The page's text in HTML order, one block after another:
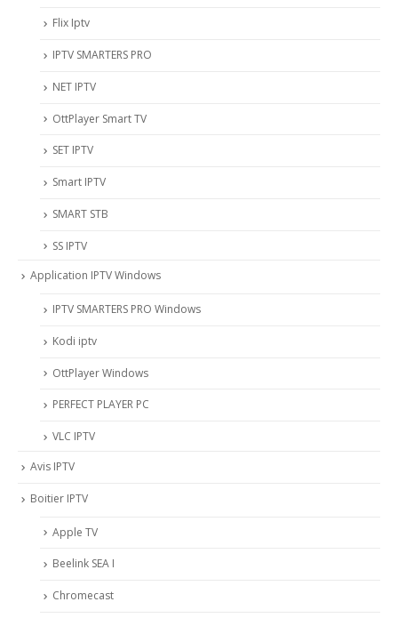
Flix Iptv
IPTV SMARTERS PRO
NET IPTV
OttPlayer Smart TV
SET IPTV
Smart IPTV
SMART STB
SS IPTV
Application IPTV Windows
IPTV SMARTERS PRO Windows
Kodi iptv
OttPlayer Windows
PERFECT PLAYER PC
VLC IPTV
Avis IPTV
Boitier IPTV
Apple TV
Beelink SEA I
Chromecast